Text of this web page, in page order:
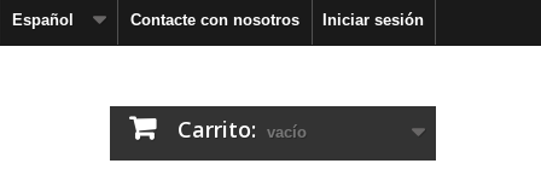
Iniciar sesión
Contacte con nosotros
Español
Carrito: vacío